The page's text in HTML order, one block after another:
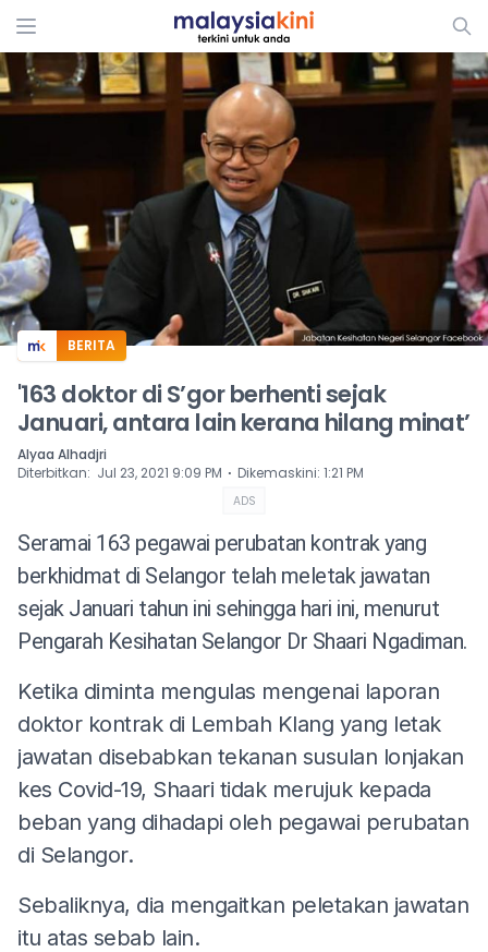
ADS
BERITA
'163 doktor di S’gor berhenti sejak
Januari, antara lain kerana hilang minat’
Alyaa Alhadjri
Diterbitkan: Jul 23, 2021 9:09 PM ⋅ Dikemaskini: 1:21 PM
ADS
Seramai 163 pegawai perubatan kontrak yang
berkhidmat di Selangor telah meletak jawatan
sejak Januari tahun ini sehingga hari ini, menurut
Pengarah Kesihatan Selangor Dr Shaari Ngadiman.
Ketika diminta mengulas mengenai laporan
doktor kontrak di Lembah Klang yang letak
jawatan disebabkan tekanan susulan lonjakan
kes Covid-19, Shaari tidak merujuk kepada
beban yang dihadapi oleh pegawai perubatan
di Selangor.
Sebaliknya, dia mengaitkan peletakan jawatan
itu atas sebab lain.